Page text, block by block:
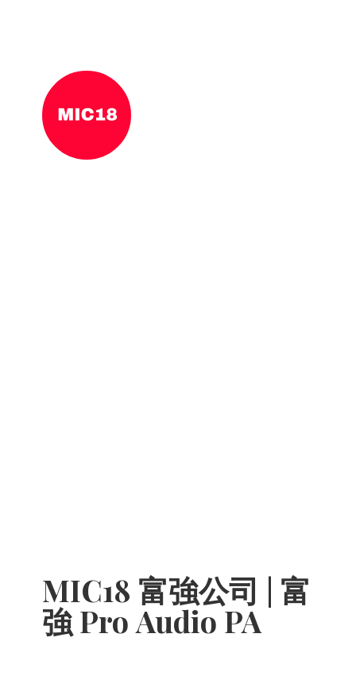
MIC18 富強公司 | 富
強 Pro Audio PA